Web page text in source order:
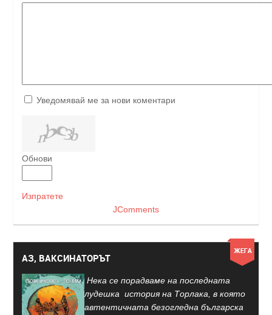
Уведомявай ме за нови коментари
Обнови
Изпратете
JComments
АЗ, ВАКСИНАТОРЪТ
Нека се порадваме на последната
лудешка история на Торлака, в която
автентичната безогледна българска